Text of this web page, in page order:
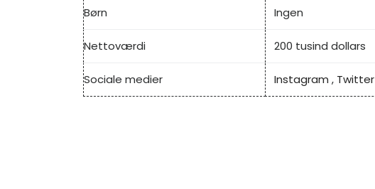
Børn Ingen
Nettoværdi 200 tusind dollars
Sociale medier Instagram , Twitter